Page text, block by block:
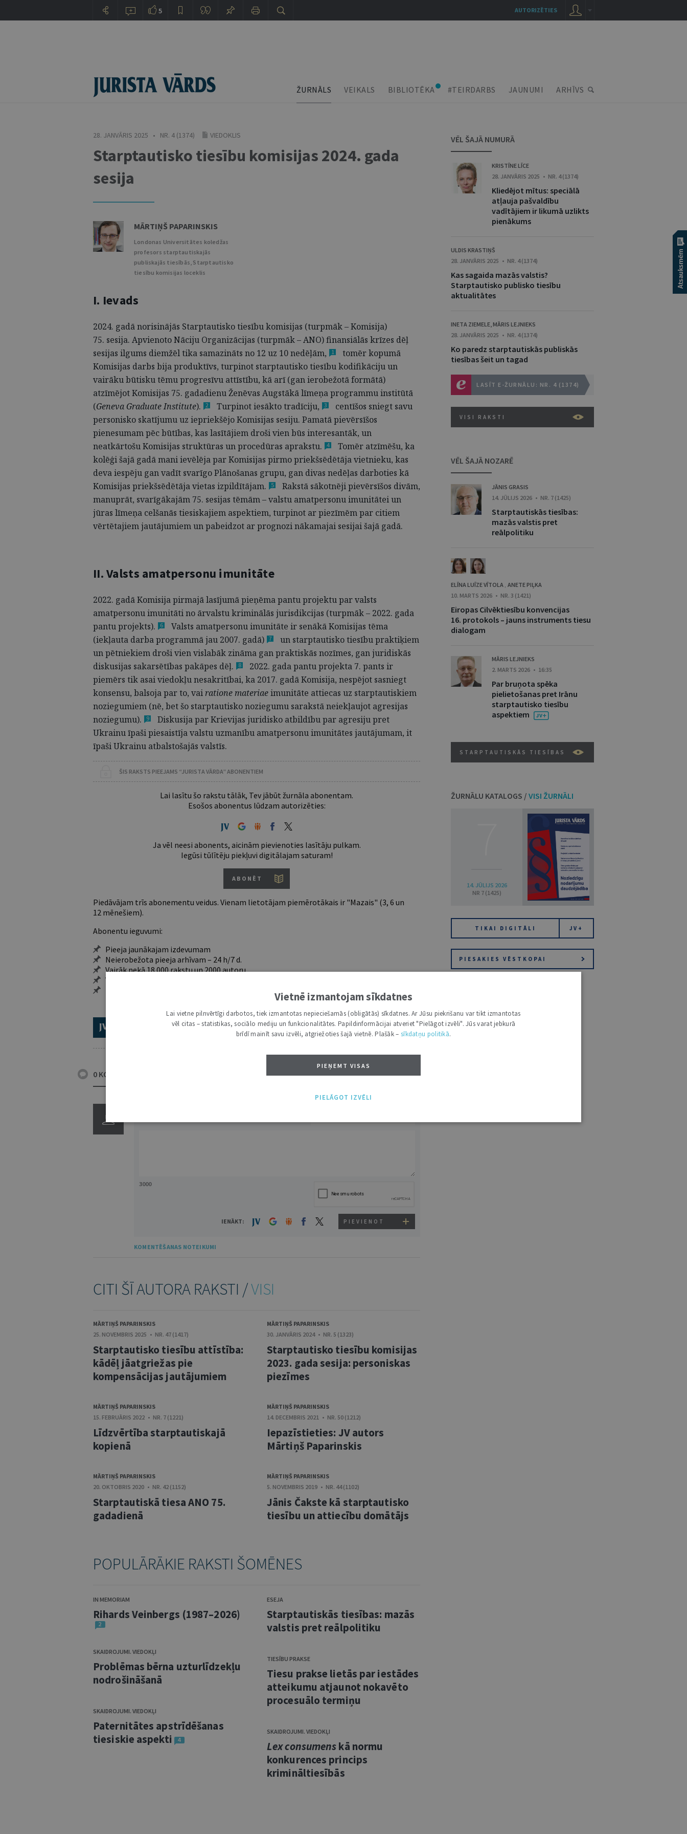
ŽURNĀLS VEIKALS BIBLIOTĒKA #TEIRDARBS JAUNUMI ARHĪVS
28. JANVĀRIS 2025 • NR. 4 (1374) VIEDOKLIS
Starptautisko tiesību komisijas 2024. gada
sesija
MĀRTIŅŠ PAPARINSKIS
Londonas Universitātes koledžas
profesors starptautiskajās
publiskajās tiesībās, Starptautisko
tiesību komisijas loceklis
I. Ievads
2024. gadā norisinājās Starptautisko tiesību komisijas (turpmāk – Komisija)
75. sesija. Apvienoto Nāciju Organizācijas (turpmāk – ANO) finansiālās krīzes dēļ
sesijas ilgums diemžēl tika samazināts no 12 uz 10nedēļām, 1
tomēr kopumā
Komisijas darbs bija produktīvs, turpinot starptautisko tiesību kodifikāciju un
vairāku būtisku tēmu progresīvu attīstību, kā arī (gan ierobežotā formātā)
atzīmējot Komisijas 75. gadadienu Ženēvas Augstākā līmeņa programmu institūtā
(Geneva Graduate Institute). 2 Turpinot iesākto tradīciju, 3
centīšos sniegt savu
personisko skatījumu uz iepriekšējo Komisijas sesiju. Pamatā pievērsīšos
pienesumam pēc būtības, kas lasītājiem droši vien būs interesantāk, un
neatkārtošu Komisijas struktūras un procedūras aprakstu. 4
Tomēr atzīmēšu, ka
kolēģi šajā gadā mani ievēlēja par Komisijas pirmo priekšsēdētāja vietnieku, kas
deva iespēju gan vadīt svarīgo Plānošanas grupu, gan divas nedēļas darboties kā
Komisijas priekšsēdētāja vietas izpildītājam. 5
Rakstā sākotnēji pievērsīšos divām,
manuprāt, svarīgākajām 75. sesijas tēmām – valstu amatpersonu imunitātei un
jūras līmeņa celšanās tiesiskajiem aspektiem, turpinot ar piezīmēm par citiem
vērtētajiem jautājumiem un pabeidzot ar prognozi nākamajai sesijai šajā gadā.
II. Valsts amatpersonu imunitāte
2022. gadā Komisija pirmajā lasījumā pieņēma pantu projektu par valsts
amatpersonu imunitāti no ārvalstu kriminālās jurisdikcijas (turpmāk – 2022. gada
pantuprojekts). 6
Valsts amatpersonu imunitāte ir senākā Komisijas tēma
(iekļauta darba programmā jau 2007. gadā) 7
un starptautisko tiesību praktiķiem
un pētniekiem droši vien vislabāk zināma gan praktiskās nozīmes, gan juridiskās
diskusijas sakarsētības pakāpes dēļ. 8
2022. gada pantu projekta 7. pants ir
piemērs tik asai viedokļu nesakritībai, ka 2017. gadā Komisija, nespējot sasniegt
konsensu, balsoja par to, vairatione materiaeimunitāte attiecas uz starptautiskiem
noziegumiem (nē, bet šo starptautisko noziegumu sarakstā neiekļaujot agresijas
noziegumu).
9
Diskusija par Krievijas juridisko atbildību par agresiju pret
Ukrainu īpaši piesaistīja valstu uzmanību amatpersonu imunitātes jautājumam, it
īpaši Ukrainu atbalstošajās valstīs.
ŠIS RAKSTS PIEEJAMS “JURISTA VĀRDA” ABONENTIEM
Lai lasītu šo rakstu tālāk, Tev jābūt žurnāla abonentam.
Esošos abonentus lūdzam autorizēties:
Ja vēl neesi abonents, aicinām pievienoties lasītāju pulkam.
Iegūsi tūlītēju piekļuvi digitālajam saturam!
ABONĒT
Piedāvājam trīs abonementu veidus. Vienam lietotājam piemērotākais ir "Mazais" (3, 6 un
12 mēnešiem).
Abonentu ieguvumi:
Pieeja jaunākajam izdevumam
Neierobežota pieeja arhīvam – 24 h/7 d.
Vairāk nekā 18 000 rakstu un 2000 autoru
Visi tematiskie numuri un ikgadējie grāmatžurnāli
ABONĒ 2026.GADAM! TRĪS IESPĒJAS TAVAI IZVĒLEI: MAZAIS, VIDĒJAIS UN LIELAIS ABONEMENTS!
0 KOMENTĀRI
3000
IENĀKT: PIEVIENOT
KOMENTĒŠANAS NOTEIKUMI
CITI ŠĪ AUTORA RAKSTI /VISI
MĀRTIŅŠ PAPARINSKIS
25. NOVEMBRIS 2025 • NR. 47 (1417)
Starptautisko tiesību attīstība:
kādēļ jāatgriežas pie
kompensācijas jautājumiem
MĀRTIŅŠ PAPARINSKIS
30. JANVĀRIS 2024 • NR. 5 (1323)
Starptautisko tiesību komisijas
2023. gada sesija: personiskas
piezīmes
MĀRTIŅŠ PAPARINSKIS
15. FEBRUĀRIS 2022 • NR. 7 (1221)
Līdzvērtība starptautiskajā
kopienā
MĀRTIŅŠ PAPARINSKIS
14. DECEMBRIS 2021 • NR. 50 (1212)
Iepazīstieties: JV autors
Mārtiņš Paparinskis
MĀRTIŅŠ PAPARINSKIS
20. OKTOBRIS 2020 • NR. 42 (1152)
Starptautiskā tiesa ANO 75.
gadadienā
MĀRTIŅŠ PAPARINSKIS
5. NOVEMBRIS 2019 • NR. 44 (1102)
Jānis Čakste kā starptautisko
tiesību un attiecību domātājs
POPULĀRĀKIE RAKSTI ŠOMĒNES
IN MEMORIAM
Rihards Veinbergs (1987–2026)
2
SKAIDROJUMI. VIEDOKĻI
Problēmas bērna uzturlīdzekļu
nodrošināšanā
SKAIDROJUMI. VIEDOKĻI
Paternitātes apstrīdēšanas
tiesiskie aspekti
4
ESEJA
Starptautiskās tiesības: mazās
valstis pret reālpolitiku
TIESĪBU PRAKSE
Tiesu prakse lietās par iestādes
atteikumu atjaunot nokavēto
procesuālo termiņu
SKAIDROJUMI. VIEDOKĻI
Lex consumenskā normu
konkurences princips
krimināltiesībās
VĒL ŠAJĀ NUMURĀ
KRISTĪNE LĪCE
28. JANVĀRIS 2025 • NR. 4 (1374)
Kliedējot mītus: speciālā
atļauja pašvaldību
vadītājiem ir likumā uzlikts
pienākums
ULDIS KRASTIŅŠ
28. JANVĀRIS 2025 • NR. 4 (1374)
Kas sagaida mazās valstis?
Starptautisko publisko tiesību
aktualitātes
INETA ZIEMELE,MĀRIS LEJNIEKS
28. JANVĀRIS 2025 • NR. 4 (1374)
Ko paredz starptautiskās publiskās
tiesības šeit un tagad
LASĪT E-ŽURNĀLU: NR. 4 (1374)
VISI RAKSTI
VĒL ŠAJĀ NOZARĒ
JĀNIS GRASIS
14. JŪLIJS 2026 • NR. 7 (1425)
Starptautiskās tiesības:
mazās valstis pret
reālpolitiku
ELĪNA LUĪZE VĪTOLA , ANETE PIĻKA
10. MARTS 2026 • NR. 3 (1421)
Eiropas Cilvēktiesību konvencijas
16. protokols – jauns instruments tiesu
dialogam
MĀRIS LEJNIEKS
2. MARTS 2026 • 16:35
Par bruņota spēka
pielietošanas pret Irānu
starptautisko tiesību
aspektiem
STARPTAUTISKĀS TIESĪBAS
ŽURNĀLU KATALOGS / VISI ŽURNĀLI
14. JŪLIJS 2026
NR 7 (1425)
TIKAI DIGITĀLI JV+
PIESAKIES VĒSTKOPAI
5 AUTORIZĒTIES
Vietnē izmantojam sīkdatnes
Lai vietne pilnvērtīgi darbotos, tiek izmantotas nepieciešamās (obligātās) sīkdatnes. Ar Jūsu piekrišanu var tikt izmantotas
vēl citas – statistikas, sociālo mediju un funkcionalitātes. Papildinformācijai atveriet "Pielāgot izvēli". Jūs varat jebkurā
brīdī mainīt savu izvēli, atgriežoties šajā vietnē. Plašāk – sīkdatņu politikā.
PIEŅEMT VISAS
PIELĀGOT IZVĒLI